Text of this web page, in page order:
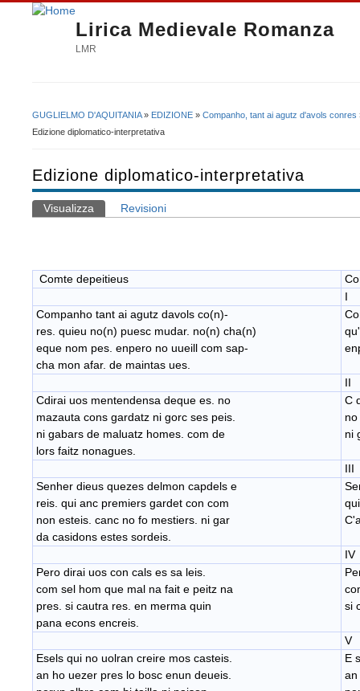
Lirica Medievale Romanza
LMR
Tu sei qui
GUGLIELMO D'AQUITANIA» EDIZIONE » Companho, tant ai agutz d'avols conres
Edizione diplomatico-interpretativa
Edizione diplomatico-interpretativa
Schede primarie
Visualizza (scheda attiva)
Revisioni
Comte depeitieus
I
Companho tant ai agutz davols co(n)-
res. quieu no(n) puesc mudar. no(n) cha(n)
eque nom pes. enpero no uueill com sap-
cha mon afar. de maintas ues.
II
Cdirai uos mentendensa deque es. no
mazauta cons gardatz ni gorc ses peis.
ni gabars de maluatz homes. com de
lors faitz nonagues.
C
ni
III
Senher dieus quezes delmon capdels e
reis. qui anc premiers gardet con com
non esteis. canc no fo mestiers. ni gar
da casidons estes sordeis.
IV
Pero dirai uos con cals es sa leis.
com sel hom que mal na fait e peitz na
pres. si cautra res. en merma quin
pana econs encreis.
​si
V
Esels qui no uolran creire mos casteis.
an ho uezer pres lo bosc enun deueis.
E
​an